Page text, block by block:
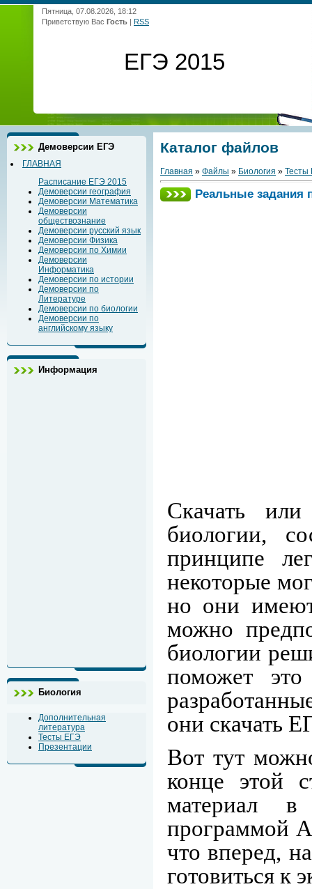
Пятница, 07.08.2026, 18:12
Приветствую Вас Гость | RSS
ЕГЭ 2015
Демоверсии ЕГЭ
ГЛАВНАЯ
Расписание ЕГЭ 2015
Демоверсии география
Демоверсии Математика
Демоверсии
обществознание
Демоверсии русский язык
Демоверсии Физика
Демоверсии по Химии
Демоверсии
Информатика
Демоверсии по истории
Демоверсии по
Литературе
Демоверсии по биологии
Демоверсии по
английскому языку
Информация
Биология
Дополнительная
литература
Тесты ЕГЭ
Презентации
Каталог файлов
Главная » Файлы » Биология » Тесты
Реальные задания
Скачать
биологии,
принципе
некоторые
но они
можно
биологии
поможет
они скачать
Вот тут
конце этой
материал
программой
что вперед,
готовиться к